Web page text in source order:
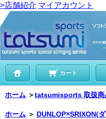
>店舗紹介 マイアカウント
カート
ホーム ＞tatsumisports 取扱商
ホーム ＞ DUNLOP×SRIXON(